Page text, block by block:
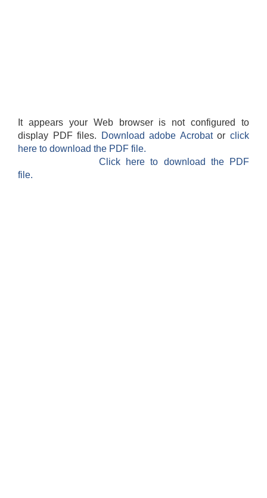
It appears your Web browser is not configured to
display PDF files.
Download adobe Acrobatorclick
here to download the PDF file.
Click here to download the PDF
file.